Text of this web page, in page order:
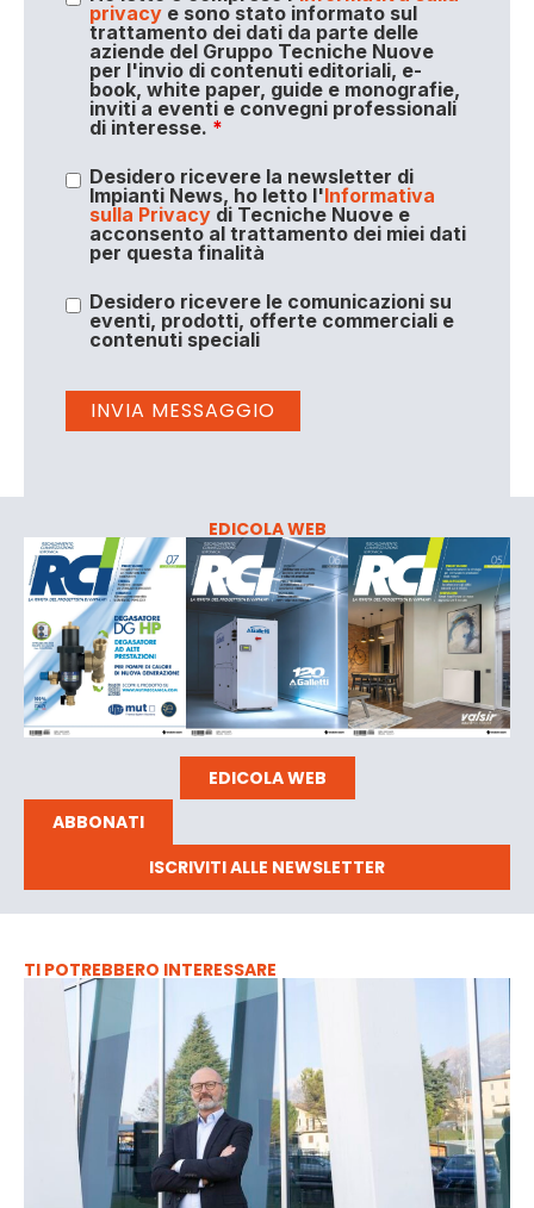
privacye sono stato informato sul
trattamento dei dati da parte delle
aziende del Gruppo Tecniche Nuove
per l'invio di contenuti editoriali, e-
book, white paper, guide e monografie,
inviti a eventi e convegni professionali
di interesse. *
Desidero ricevere la newsletter di
Impianti News, ho letto l'Informativa
sulla Privacydi Tecniche Nuove e
acconsento al trattamento dei miei dati
per questa finalità
Desidero ricevere le comunicazioni su
eventi, prodotti, offerte commerciali e
contenuti speciali
EDICOLA WEB
EDICOLA WEB
ABBONATI
ISCRIVITI ALLE NEWSLETTER
TI POTREBBERO INTERESSARE